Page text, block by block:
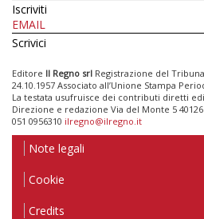
Iscriviti
EMAIL
Scrivici
Editore Il Regno srl Registrazione del
24.10.1957 Associato all’Unione Stampa
La testata usufruisce dei contributi diretti
Direzione e redazione Via del Monte 5 40126
051 0956310 ilregno@ilregno.it
Note legali
Cookie
Credits